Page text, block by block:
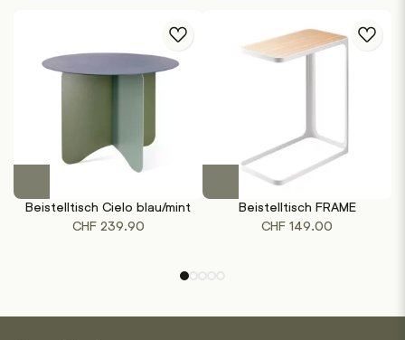
Beistelltisch Cielo blau/mint
CHF239.90
Dieses
weist
mehrere
Beistelltisch FRAME
CHF 149.00